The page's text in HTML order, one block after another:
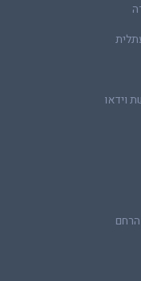
וידאו